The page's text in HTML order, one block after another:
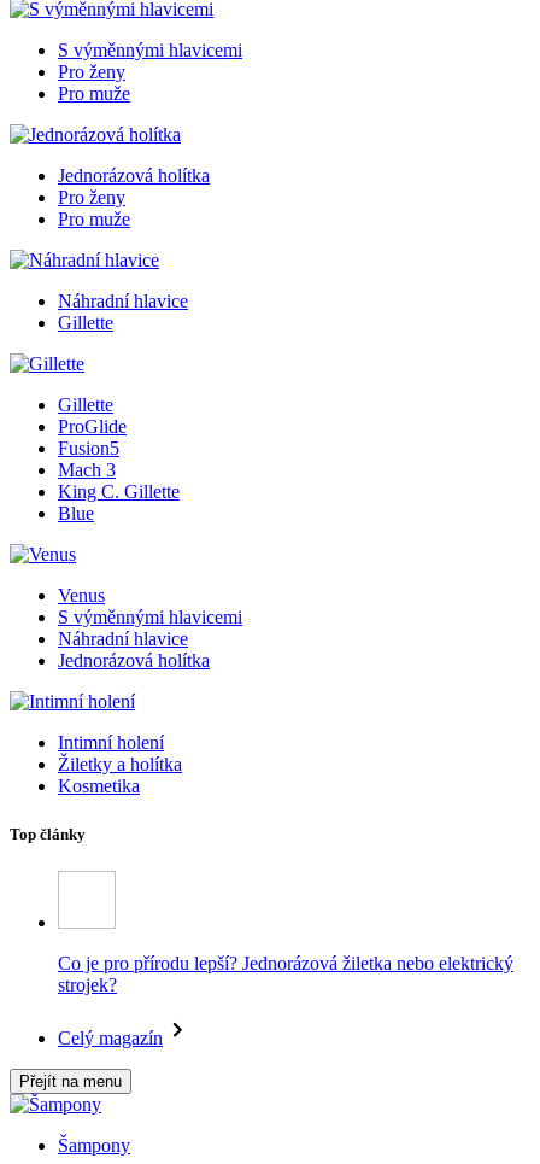
S výměnnými hlavicemi
Pro ženy
Pro muže
Jednorázová holítka
Pro ženy
Pro muže
Náhradní hlavice
Gillette
Gillette
ProGlide
Fusion5
Mach 3
King C. Gillette
Blue
Venus
S výměnnými hlavicemi
Náhradní hlavice
Jednorázová holítka
Intimní holení
Žiletky a holítka
Kosmetika
Top články
Co je pro přírodu lepší? Jednorázová žiletka nebo elektrický
strojek?
Celý magazín
Přejít na menu
Šampony